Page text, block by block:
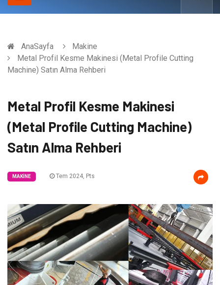
AnaSayfa
Makine
Metal Profil Kesme Makinesi (Metal Profile Cutting
Machine) Satın Alma Rehberi
Metal Profil Kesme Makinesi
(Metal Profile Cutting Machine)
Satın Alma Rehberi
MAKINE Tem 2024, Pts